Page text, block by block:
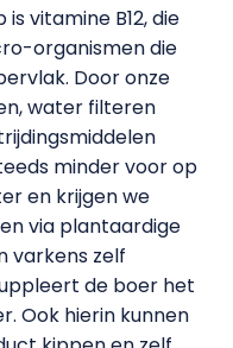
vitamine B12, die
organismen die
Door onze
water filteren
minder voor op
en krijgen we
via plantaardige
varkens zelf
de boer het
Ook hierin kunnen